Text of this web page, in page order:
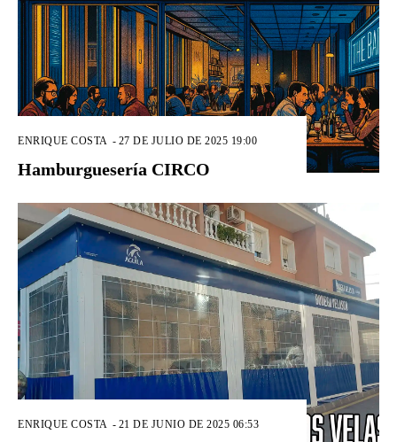
ENRIQUE COSTA - 27 DE JULIO DE 2025 19:00
Hamburguesería CIRCO
ENRIQUE COSTA - 21 DE JUNIO DE 2025 06:53